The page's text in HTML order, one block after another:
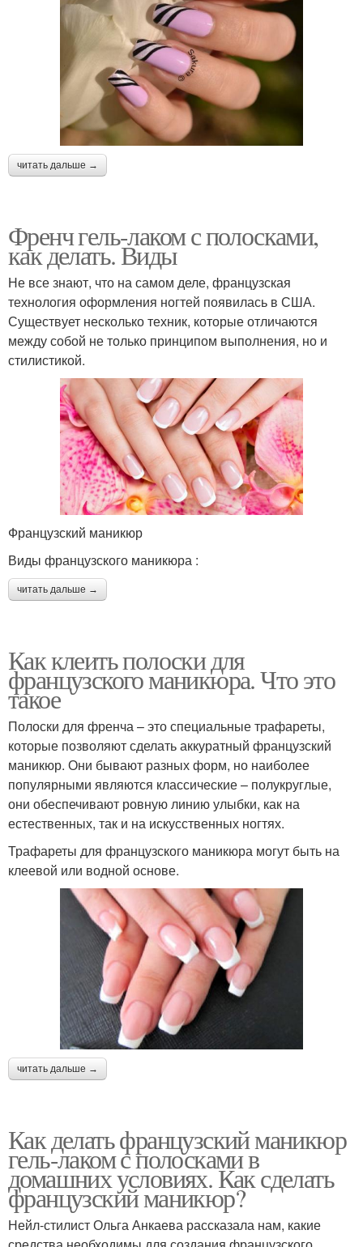
читать дальше →
Френч гель-лаком с полосками,
как делать. Виды
Не все знают, что на самом деле, французская
технология оформления ногтей появилась в США.
Существует несколько техник, которые отличаются
между собой не только принципом выполнения, но и
стилистикой.
Французский маникюр
Виды французского маникюра :
читать дальше →
Как клеить полоски для
французского маникюра. Что это
такое
Полоски для френча – это специальные трафареты,
которые позволяют сделать аккуратный французский
маникюр. Они бывают разных форм, но наиболее
популярными являются классические – полукруглые,
они обеспечивают ровную линию улыбки, как на
естественных, так и на искусственных ногтях.
Трафареты для французского маникюра могут быть на
клеевой или водной основе.
читать дальше →
Как делать французский маникюр
гель-лаком с полосками в
домашних условиях. Как сделать
французский маникюр?
Нейл-стилист Ольга Анкаева рассказала нам, какие